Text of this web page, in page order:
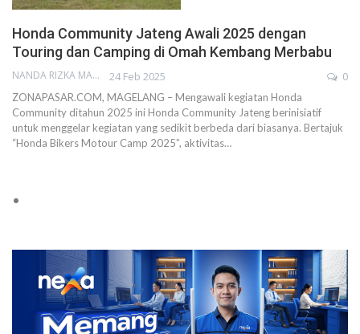
Honda Community Jateng Awali 2025 dengan
Touring dan Camping di Omah Kembang Merbabu
NANDA RIZKA MAHENDRA 24 Feb 2025 0
ZONAPASAR.COM, MAGELANG – Mengawali kegiatan Honda
Community ditahun 2025 ini Honda Community Jateng berinisiatif
untuk menggelar kegiatan yang sedikit berbeda dari biasanya. Bertajuk
“Honda Bikers Motour Camp 2025”, aktivitas…